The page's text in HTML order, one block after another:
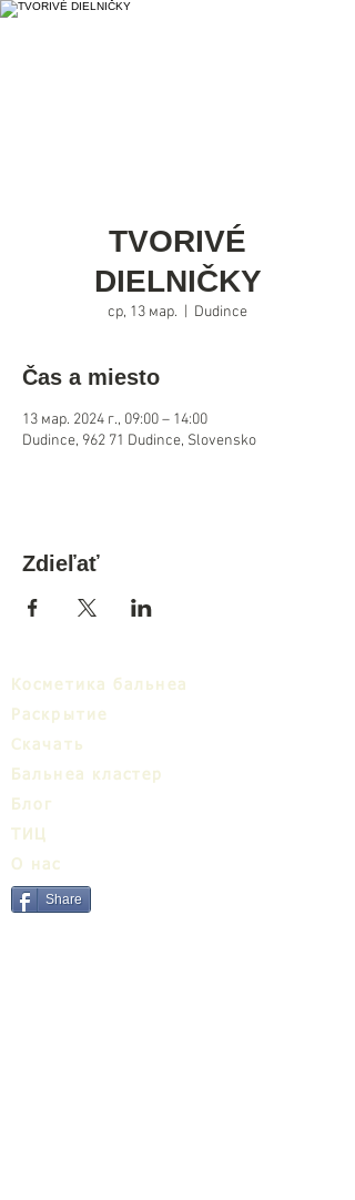
TVORIVÉ
DIELNIČKY
ср, 13 мар. Dudince
Čas a miesto
13 мар. 2024 г., 09:00 – 14:00
Dudince, 962 71 Dudince, Slovensko
Zdieľať
Косметика бальнеа
Раскрытие
Cкачать
Бальнеa кластер
Блог
ТИЦ
О нас
Share